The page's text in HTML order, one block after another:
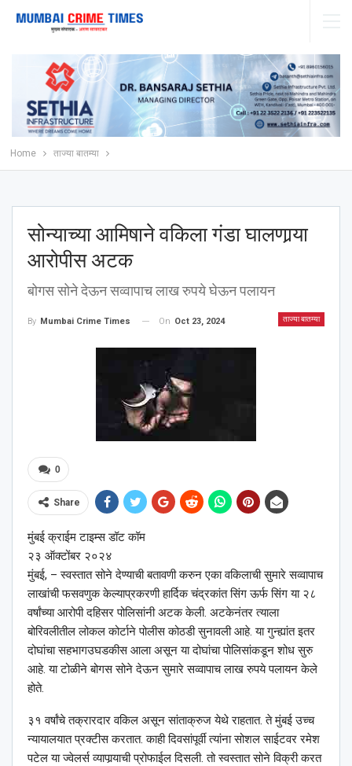
Home ताज्या बातम्या
सोन्याच्या आमिषाने वकिला गंडा घालणार्‍या
आरोपीस अटक
बोगस सोने देऊन सव्वापाच लाख रुपये घेऊन पलायन
ताज्या बातम्या
By Mumbai Crime Times On Oct 23, 2024
0
Share
मुंबई क्राईम टाइम्स डॉट कॉम
२३ ऑक्टोंबर २०२४
मुंबई, – स्वस्तात सोने देण्याची बतावणी करुन एका वकिलाची सुमारे सव्वापाच
लाखांची फसवणुक केल्याप्रकरणी हार्दिक चंद्रकांत सिंग ऊर्फ सिंग या २८
वर्षांच्या आरोपी दहिसर पोलिसांनी अटक केली. अटकेनंतर त्याला
बोरिवलीतील लोकल कोर्टाने पोलीस कोठडी सुनावली आहे. या गुन्ह्यांत इतर
दोघांचा सहभागउघडकीस आला असून या दोघांचा पोलिसांकडून शोध सुरु
आहे. या टोळीने बोगस सोने देऊन सुमारे सव्वापाच लाख रुपये पलायन केले
होते.
३१ वर्षांचे तक्रारदार वकिल असून सांताक्रुज येथे राहतात. ते मुंबई उच्च
न्यायालयात प्रक्टीस करतात. काही दिवसांपूर्वी त्यांना सोशल साईटवर रमेश
पटेल या ज्वेलर्स व्यापार्‍याची प्रोफाईल दिसली. तो स्वस्तात सोने विक्री करत